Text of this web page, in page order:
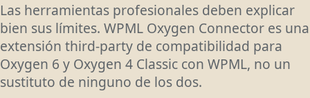
Las herramientas profesionales deben explicar
bien sus límites. WPML Oxygen Connector es una
extensión third-party de compatibilidad para
Oxygen 6 y Oxygen 4 Classic con WPML, no un
sustituto de ninguno de los dos.